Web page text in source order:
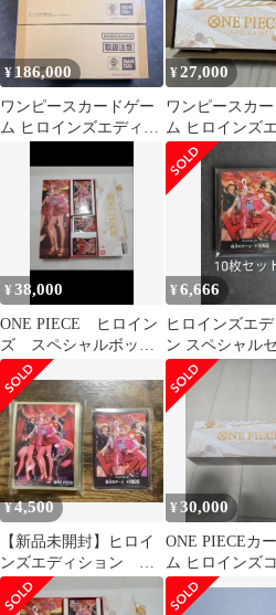
¥ 186,000
ワンピースカードゲー
ム ヒロインズエディシ
3点セット
¥27,000
ワンピースカ
ム ヒロインズ
ョン スペシャ
ト
¥38,000
ONE PIECE ヒロイン
ズ スペシャルボック
ス
¥6,666
ヒロインズエデ
ン スペシャル
ンカードのみ
ト
¥4,500
【新品未開封】ヒロイ
ンズエディション ス
ペシャルセット ドン
カード スリーブ
¥30,000
ONE PIECEカ
ム ヒロインズ
ョン スペシャ
ト